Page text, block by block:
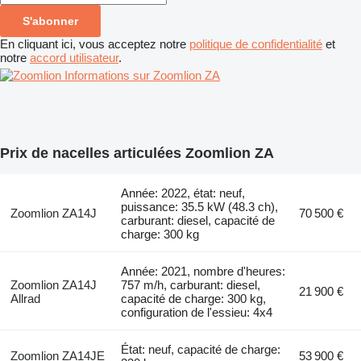
S'abonner
En cliquant ici, vous acceptez notre politique de confidentialité et
notre accord utilisateur.
Informations sur Zoomlion ZA
Prix de nacelles articulées Zoomlion ZA
Zoomlion ZA14J
Année: 2022, état: neuf,
puissance: 35.5 kW (48.3 ch),
carburant: diesel, capacité de
charge: 300 kg
70 500 €
Zoomlion ZA14J
Allrad
Année: 2021, nombre d'heures:
757 m/h, carburant: diesel,
capacité de charge: 300 kg,
configuration de l'essieu: 4x4
21 900 €
Zoomlion ZA14JE
État: neuf, capacité de charge:
53 900 €